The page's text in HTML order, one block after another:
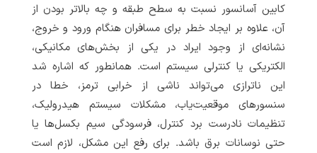
کابین آسانسور نسبت به سطح طبقه و چه بالاتر بودن از
آن، علاوه بر ایجاد خطر برای مسافران هنگام ورود و خروج،
نشانه‌ای از وجود ایراد در یکی از بخش‌های مکانیکی،
الکتریکی یا کنترلی سیستم است. همانطور که اشاره شد
این ناترازی می‌تواند ناشی از خرابی ترمز، خطا در
سنسورهای موقعیت‌یاب، مشکلات سیستم هیدرولیک،
تنظیمات نادرست برد کنترل، فرسودگی سیم بکسل‌ها یا
حتی نوسانات برق باشد. برای رفع این مشکل، لازم است